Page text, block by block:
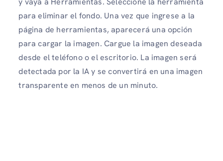
para eliminar el fondo. Una vez que ingrese a la
página de herramientas, aparecerá una opción
para cargar la imagen. Cargue la imagen deseada
desde el teléfono o el escritorio. La imagen será
detectada por la IA y se convertirá en una imagen
transparente en menos de un minuto.